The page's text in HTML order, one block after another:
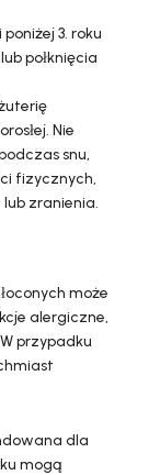
3. roku
połknięcia
Nie
snu,
fizycznych,
zranienia.
może
alergiczne,
przypadku
dla
mogą